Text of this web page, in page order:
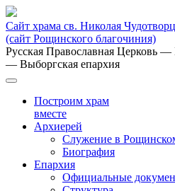
Сайт храма св. Николая
(сайт Рощинского благочиния)
Русская Православная Церковь —
— Выборгская епархия
Построим храм
вместе
Архиерей
Служение в
Биография
Епархия
Официальные